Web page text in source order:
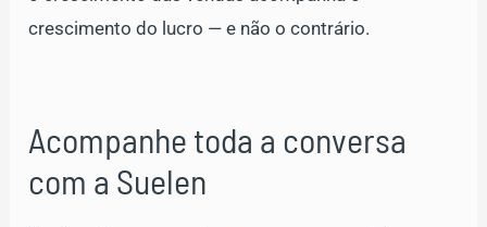
crescimento do lucro — e não o contrário.
Acompanhe toda a conversa
com a Suelen